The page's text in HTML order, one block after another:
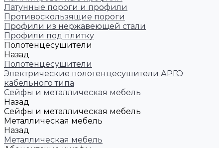
Латунные пороги и профили
Противоскользящие пороги
Профили из нержавеющей стали
Профили под плитку
Полотенцесушители
Назад
Полотенцесушители
Электрические полотенцесушители АРГО
кабельного типа
Сейфы и металлическая мебель
Назад
Сейфы и металлическая мебель
Металлическая мебель
Назад
Металлическая мебель